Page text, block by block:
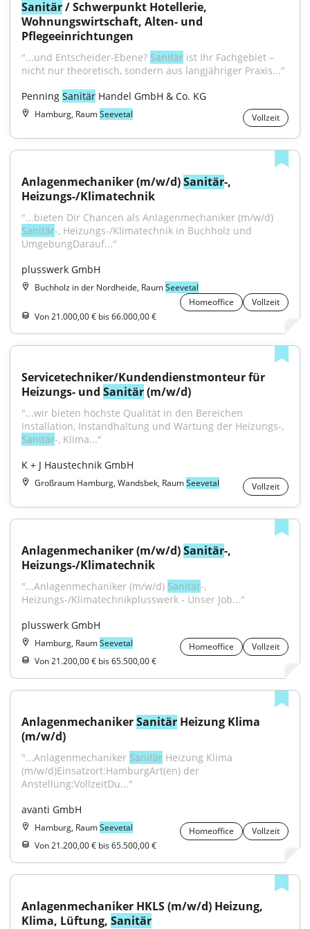
Sanitär / Schwerpunkt Hotellerie,
Wohnungswirtschaft, Alten- und
Pflegeeinrichtungen
"...und Entscheider-Ebene? Sanitär ist Ihr Fachgebiet –
nicht nur theoretisch, sondern aus langjähriger Praxis..."
Penning Sanitär Handel GmbH & Co. KG
Hamburg, RaumSeevetal Vollzeit
Anlagenmechaniker (m/w/d) Sanitär-,
Heizungs-/Klimatechnik
Sanitär-, Heizungs-/Klimatechnik in Buchholz und
UmgebungDarauf..."
plusswerk GmbH
Buchholz in der Nordheide, RaumSeevetal
Homeoffice
Vollzeit
Von 21.000,00 € bis 66.000,00 €
Servicetechniker/Kundendienstmonteur für
Heizungs- und Sanitär (m/w/d)
"...wir bieten höchste Qualität in den Bereichen
Sanitär-, Klima..."
K + J Haustechnik GmbH
Großraum Hamburg, Wandsbek, RaumSeevetal Vollzeit
Anlagenmechaniker (m/w/d) Sanitär-,
Heizungs-/Klimatechnik
"...Anlagenmechaniker (m/w/d) Sanitär-,
Heizungs-/Klimatechnikplusswerk - Unser Job..."
plusswerk GmbH
Hamburg, RaumSeevetal Homeoffice
Vollzeit
Von 21.200,00 € bis 65.500,00 €
Anlagenmechaniker Sanitär Heizung Klima
(m/w/d)
"...Anlagenmechaniker Sanitär Heizung Klima
(m/w/d)Einsatzort:HamburgArt(en) der
Anstellung:VollzeitDu..."
avanti GmbH
Hamburg, RaumSeevetal Homeoffice
Vollzeit
Von 21.200,00 € bis 65.500,00 €
Anlagenmechaniker HKLS (m/w/d) Heizung,
Klima, Lüftung, Sanitär